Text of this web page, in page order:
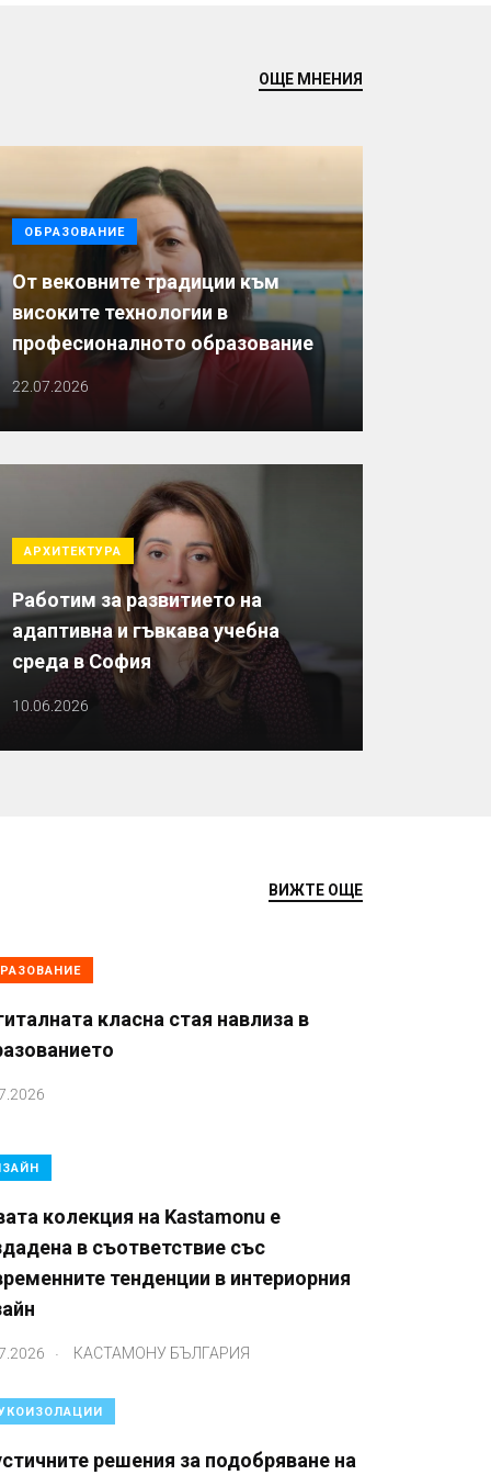
ОЩЕ МНЕНИЯ
ОБРАЗОВАНИЕ
От вековните традиции към
високите технологии в
професионалното образование
22.07.2026
АРХИТЕКТУРА
Работим за развитието на
адаптивна и гъвкава учебна
среда в София
10.06.2026
ВИЖТЕ ОЩЕ
класна стая навлиза в
колекция на Kastamonu е
в съответствие със
тенденции в интериорния
КАСТАМОНУ БЪЛГАРИЯ
решения за подобряване на